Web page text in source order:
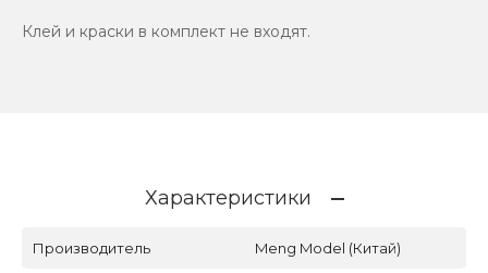
Клей и краски в комплект не входят.
Характеристики
Производитель Meng Model (Китай)